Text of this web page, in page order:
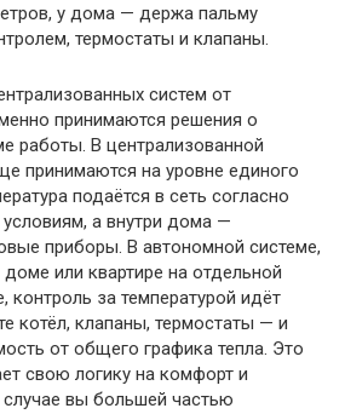
у дома — держа пальму
термостаты и клапаны.
систем от
принимаются решения о
работы. В централизованной
принимаются на уровне единого
подаётся в сеть согласно
а внутри дома —
приборы. В автономной системе,
или квартире на отдельной
контроль за температурой идёт
котёл, клапаны, термостаты — и
от общего графика тепла. Это
свою логику на комфорт и
вы большей частью